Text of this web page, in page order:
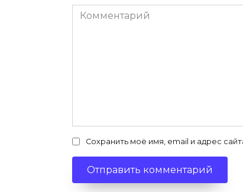
Комментарий
Сохранить моё имя, email и адрес